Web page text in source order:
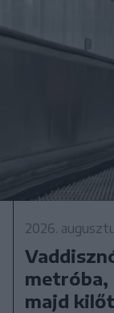
2026.
metróba,
majd